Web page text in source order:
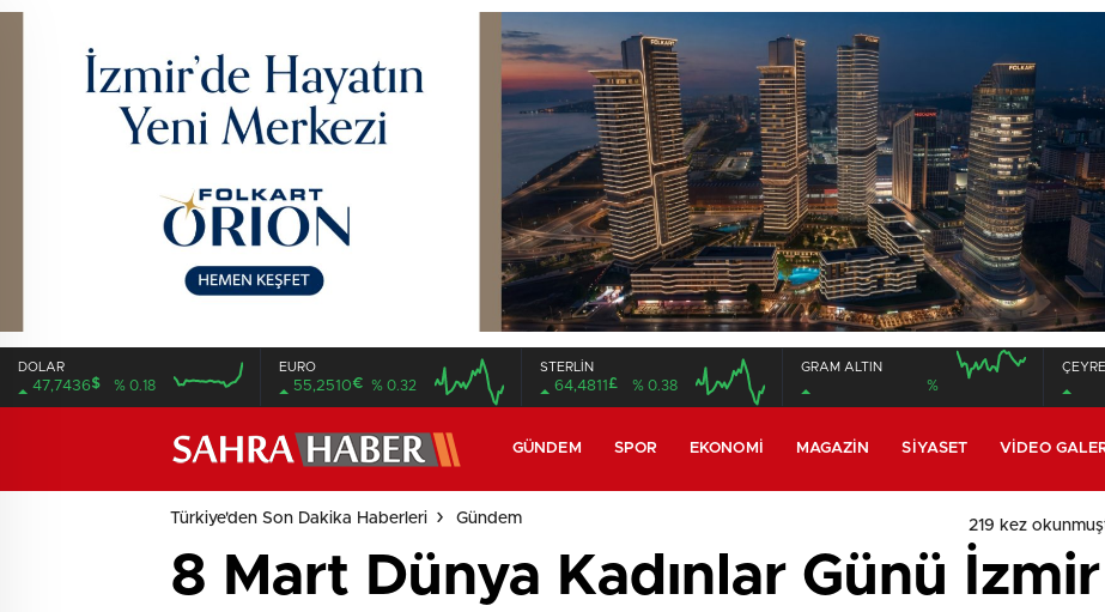
DOLAR
47,7436$ % 0.18
EURO
55,2510€ % 0.32
STERLİN
64,4811 £ % 0.38
GRAM ALTIN
%
GÜNDEM SPOR EKONOMI MAGAZIN SIYASET VIDEO
Türkiye'den Son Dakika Haberleri Gündem 219 kez
8 Mart Dünya Kadınlar Günü İzmir